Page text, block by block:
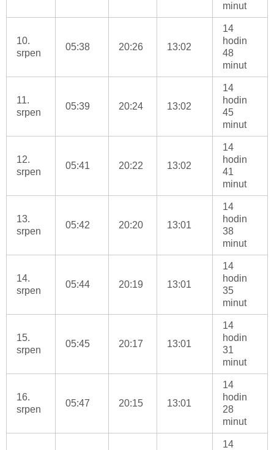
minut
10.
srpen
05:38 20:26 13:02
14
hodin
48
minut
11.
srpen
05:39 20:24 13:02
14
hodin
45
minut
12.
srpen
05:41 20:22 13:02
14
hodin
41
minut
13.
srpen
05:42 20:20 13:01
14
hodin
38
minut
14.
srpen
05:44 20:19 13:01
14
hodin
35
minut
15.
srpen
05:45 20:17 13:01
14
hodin
31
minut
16.
srpen
05:47 20:15 13:01
14
hodin
28
minut
14